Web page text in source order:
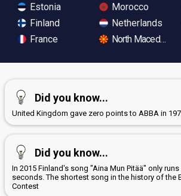
Estonia
Finland
France
Morocco
Netherlands
North Macedonia
Did you know...
United Kingdom gave zero points to ABBA in
Did you know...
In 2015 Finland's song "Aina Mun Pitää" only
seconds. The shortest song in the history of the
Contest